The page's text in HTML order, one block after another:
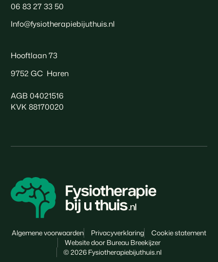
06 83 27 33 50
Info@fysiotherapiebijuthuis.nl
Hooftlaan 73
9752 GC Haren
AGB 04021516
KVK 88170020
Algemene voorwaarden Privacyverklaring
Cookie statement
Website door Bureau Breekijzer
©2026 Fysiotherapiebijuthuis.nl